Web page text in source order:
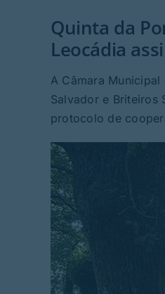
Quinta da
Leocádia
A Câmara
Salvador e Briteiros
protocolo de